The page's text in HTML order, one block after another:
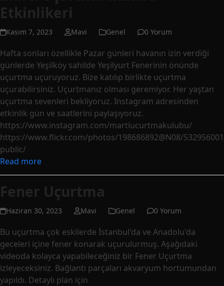
Etkinlikeri
Kasım 7, 2023 Mavi Genel 0 Yorum
Hafta sonları özellikle Pazar günleri havanın izin verdiği
günlerde Yeşilköy sahilde Yeşilyurt Fenerinin önünde
uçurtma uçuruyoruz. Bize katılıp birlikte uçurtma
uçurabilirsiniz. Uçurtmanız olması geremiyor. Her yaştan
uçurtma sevenleri bekliyoruz. Instagram adresinden
etkinlik gün ve saatlerini paylaşıyoruz.
https://www.instagram.com/martiucurtmakulubu/
https://www.flickr.com/photos/198686892@N08/
public/
Read more
Fener Uçurtma
Haziran 30, 2023 Mavi Genel 0 Yorum
Bu uçurtma çok eskilerde İstanbul'da ve Anadolu'da
geceleri içine fener konarak uçurulurmuş. Aşağıdaki
videoda kolayca yapabileceğiniz bir Fener Uçurtma
izleyeceksiniz. Bağlantı parçaları akvaryum hortumundan
yapıldı. Detaylı plan için